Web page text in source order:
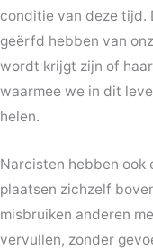
conditie van deze tijd.
geërfd hebben van
wordt krijgt zijn of
waarmee we in dit
helen.
Narcisten hebben ook
plaatsen zichzelf
misbruiken anderen
vervullen, zonder